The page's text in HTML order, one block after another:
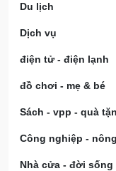
Du lịch
Dịch vụ
điện tử - điện lạnh
đồ chơi - mẹ & bé
Sách - vpp - quà
Công nghiệp -
Nhà cửa - đời sống